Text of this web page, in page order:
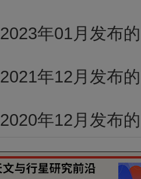
2023年01月发布
2021年12月发布
2020年12月发布